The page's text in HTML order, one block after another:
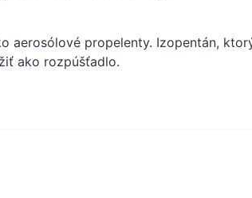
aerosólové propelenty. Izopentán,
ako rozpúšťadlo.